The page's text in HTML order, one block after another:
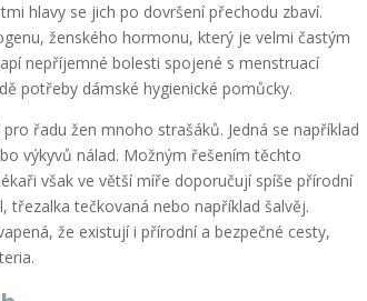
hlavy se jich po dovršení přechodu zbaví.
ženského hormonu, který je velmi častým
nepříjemné bolesti spojené s menstruací
potřeby dámské hygienické pomůcky.
řadu žen mnoho strašáků. Jedná se například
výkyvů nálad. Možným řešením těchto
však ve větší míře doporučují spíše přírodní
tečkovaná nebo například šalvěj.
že existují i přírodní a bezpečné cesty,